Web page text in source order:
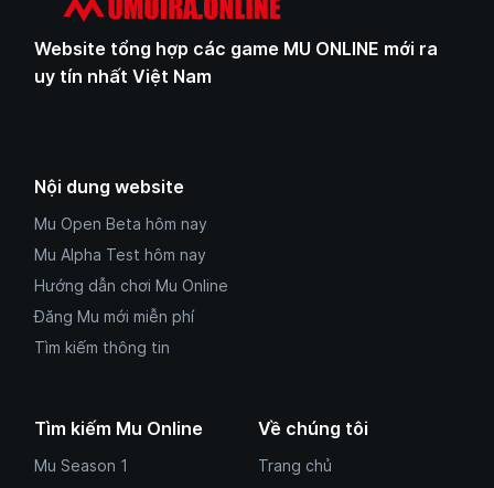
Website tổng hợp các game MU ONLINE mới ra
uy tín nhất Việt Nam
Nội dung website
Mu Open Beta hôm nay
Mu Alpha Test hôm nay
Hướng dẫn chơi Mu Online
Đăng Mu mới miễn phí
Tìm kiếm thông tin
Tìm kiếm Mu Online
Mu Season 1
Về chúng tôi
Trang chủ